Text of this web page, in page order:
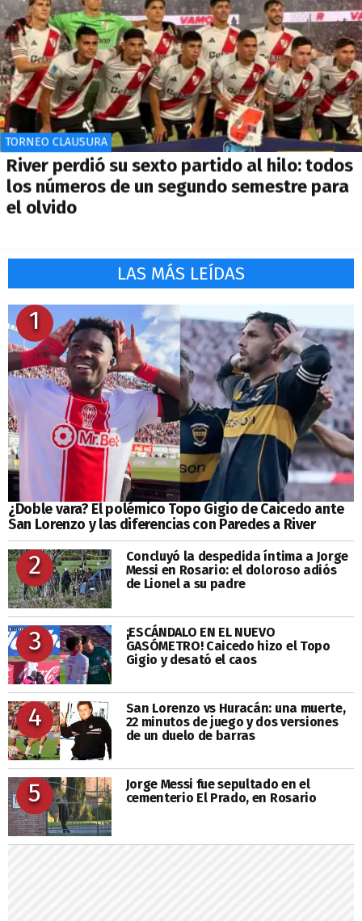
TORNEO CLAUSURA
River perdió su sexto partido al hilo: todos
los números de un segundo semestre para
el olvido
LAS MÁS LEÍDAS
1
¿Doble vara? El polémico Topo Gigio de Caicedo ante
San Lorenzo y las diferencias con Paredes a River
2
Concluyó la despedida íntima a Jorge
Messi en Rosario: el doloroso adiós
de Lionel a su padre
3
¡ESCÁNDALO EN EL NUEVO
GASÓMETRO! Caicedo hizo el Topo
Gigio y desató el caos
4
San Lorenzo vs Huracán: una muerte,
22 minutos de juego y dos versiones
de un duelo de barras
5
Jorge Messi fue sepultado en el
cementerio El Prado, en Rosario